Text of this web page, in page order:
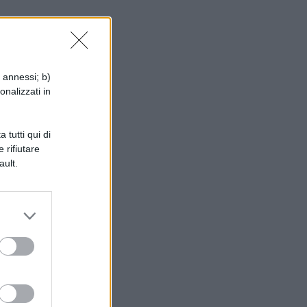
b)
in
tutti qui di
rifiutare